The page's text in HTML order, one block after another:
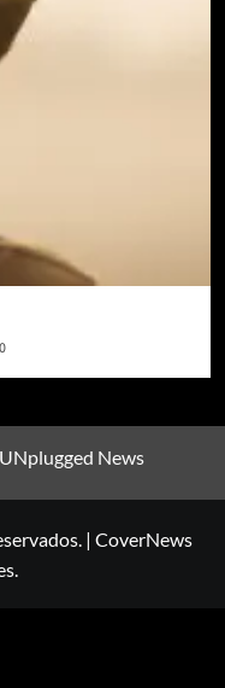
0
News
| CoverNews